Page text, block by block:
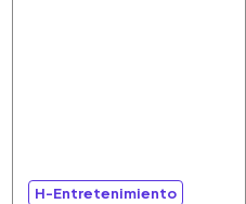
H-Entretenimiento